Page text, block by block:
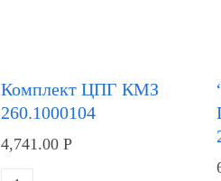
Комплект ЦПГ КМЗ
260.1000104
4,741.00Р